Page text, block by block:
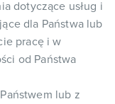
dotyczące usług i
dla Państwa lub
pracę i w
od Państwa
lub z